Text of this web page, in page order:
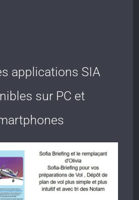
applications SIA
sur PC et